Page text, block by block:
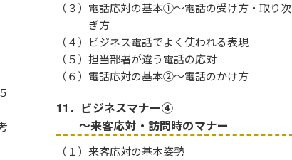
（３）電話応対の基本①～電話の受け方・取り次
ぎ方
（４）ビジネス電話でよく使われる表現
（５）担当部署が違う電話の応対
（６）電話応対の基本②～電話のかけ方
11．ビジネスマナー④
～来客応対・訪問時のマナー
（１）来客応対の基本姿勢